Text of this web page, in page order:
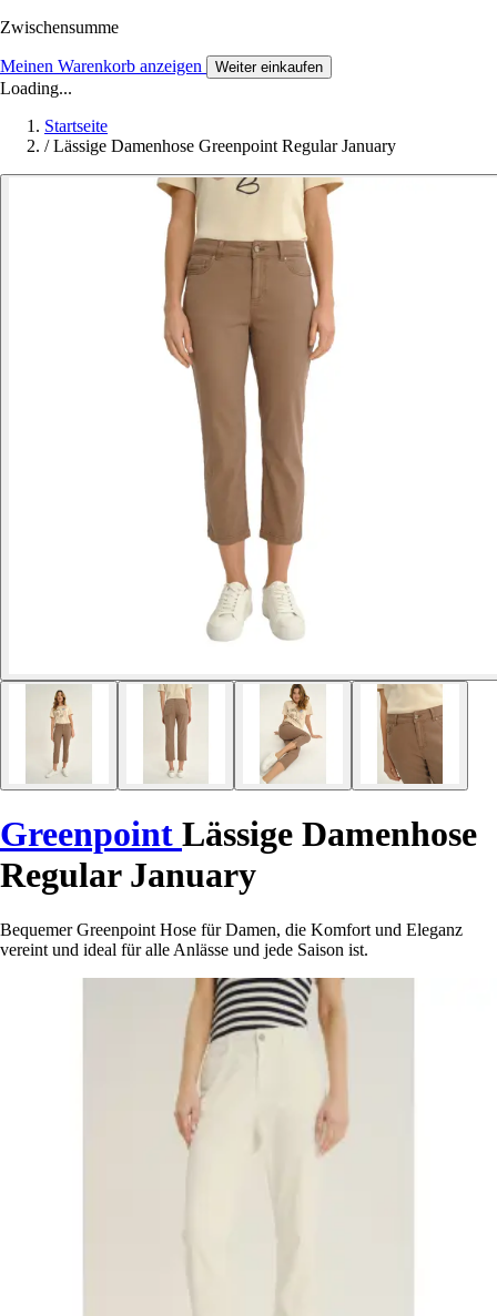
Zwischensumme
Meinen Warenkorb anzeigen Weiter einkaufen
Loading...
Startseite
/ Lässige Damenhose Greenpoint Regular January
Greenpoint Lässige Damenhose
Regular January
Bequemer Greenpoint Hose für Damen, die Komfort und Eleganz
vereint und ideal für alle Anlässe und jede Saison ist.